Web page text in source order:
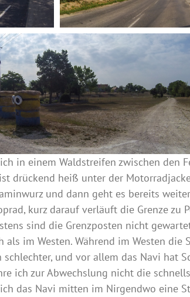
in einem Waldstreifen zwischen den
drückend heiß unter der
und dann geht es bereits
kurz darauf verläuft die Grenze zu
sind die Grenzposten nicht
als im Westen. Während im Westen
und vor allem das Navi hat
ich zur Abwechslung nicht die
das Navi mitten im Nirgendwo eine